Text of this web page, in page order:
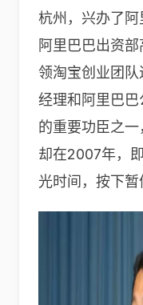
杭州，兴办了
阿里巴巴出资
领淘宝创业团
经理和阿里巴
的重要功臣之
却在2007年，
光时间，按下暂